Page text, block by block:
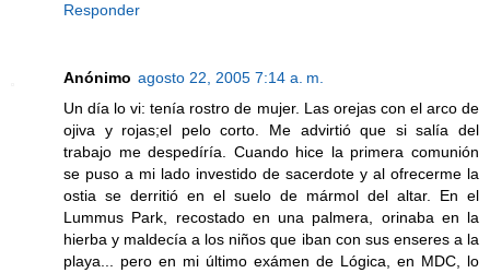
Responder
Anónimo agosto 22, 2005 7:14 a. m.
Un día lo vi: tenía rostro de mujer. Las orejas con el arco de
ojiva y rojas;el pelo corto. Me advirtió que si salía del
trabajo me despedíría. Cuando hice la primera comunión
se puso a mi lado investido de sacerdote y al ofrecerme la
ostia se derritió en el suelo de mármol del altar. En el
Lummus Park, recostado en una palmera, orinaba en la
hierba y maldecía a los niños que iban con sus enseres a la
playa... pero en mi último exámen de Lógica, en MDC, lo